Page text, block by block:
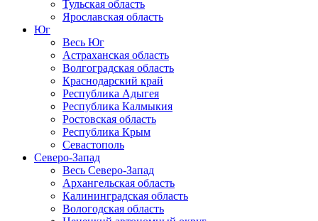
Тульская область
Ярославская область
Юг
Весь Юг
Астраханская область
Волгоградская область
Краснодарский край
Республика Адыгея
Республика Калмыкия
Ростовская область
Республика Крым
Севастополь
Северо-Запад
Весь Северо-Запад
Архангельская область
Калининградская область
Вологодская область